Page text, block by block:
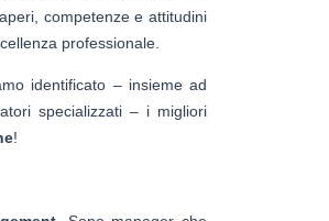
competenze e attitudini
professionale.
identificato – insieme ad
specializzati – i migliori
!